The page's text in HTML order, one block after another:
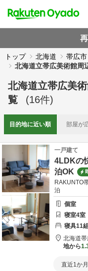
トップ 北海道
帯広市
北海道立帯広美術館周
北海道立帯広美
覧
(16件)
目的地に近い順 部屋が
一戸建て
4LDKの
泊OK
RAKUNTO
泊
個室
寝室4室
寝具11組
北海道
地から
直近1か